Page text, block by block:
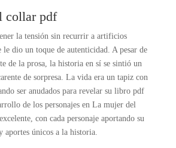
collar pdf
la tensión sin recurrir a artificios
le dio un toque de autenticidad. A pesar de
de la prosa, la historia en sí se sintió un
de sorpresa. La vida era un tapiz con
ser anudados para revelar su libro pdf
de los personajes en La mujer del
con cada personaje aportando su
aportes únicos a la historia.